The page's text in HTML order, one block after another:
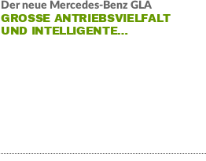
Der neue Mercedes-Benz GLA
GROSSE ANTRIEBSVIELFALT U
ND INTELLIGENTE…